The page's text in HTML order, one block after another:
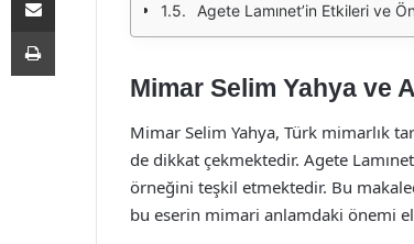
Agete Lamınet’in Etkileri ve
Mimar Selim Yahya ve
Mimar Selim Yahya, Türk mimarlık
de dikkat çekmektedir. Agete
örneğini teşkil etmektedir. Bu
bu eserin mimari anlamdaki önemi